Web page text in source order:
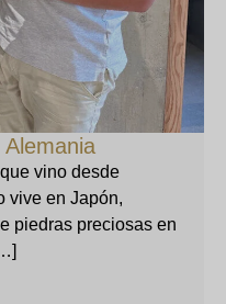
vino desde
vive en Japón,
piedras preciosas en